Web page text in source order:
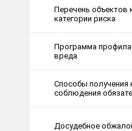
Перечень объектов
категории риска
Программа
вреда
Способы получения
соблюдения
Досудебное